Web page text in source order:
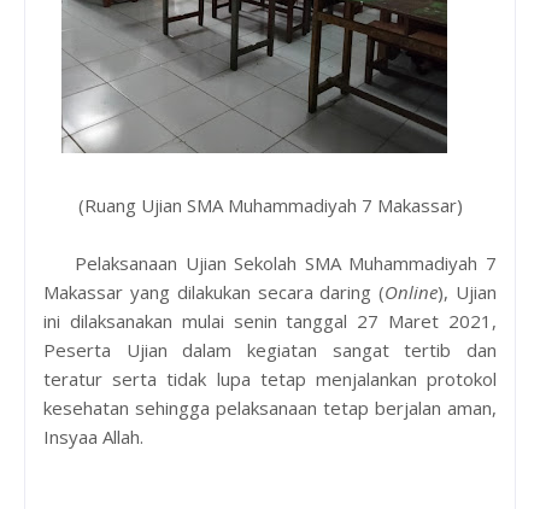
(Ruang Ujian SMA Muhammadiyah 7 Makassar)
Pelaksanaan Ujian Sekolah SMA Muhammadiyah 7
Makassar yang dilakukan secara daring (Online), Ujian
ini dilaksanakan mulai senin tanggal 27 Maret 2021,
Peserta Ujian dalam kegiatan sangat tertib dan
teratur serta tidak lupa tetap menjalankan protokol
kesehatan sehingga pelaksanaan tetap berjalan aman,
Insyaa Allah.